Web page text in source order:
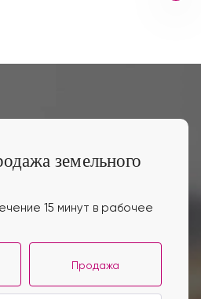
земельного
15 минут в рабочее
Продажа